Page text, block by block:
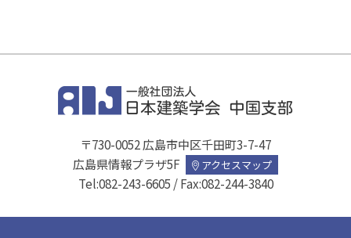
〒730-0052 広島市中区千田町3-7-47
広島県情報プラザ5F
アクセスマップ
Tel:082-243-6605 / Fax:082-244-3840